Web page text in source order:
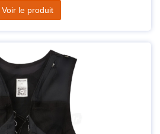
Voir le produit